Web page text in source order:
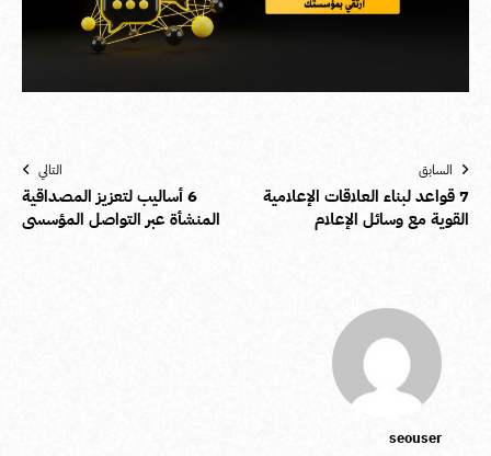
السابق
7 قواعد لبناء العلاقات الإعلامية
القوية مع وسائل الإعلام
التالي
6 أساليب لتعزيز المصداقية
المنشأة عبر التواصل المؤسسي
seouser